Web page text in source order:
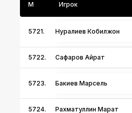
М Игрок
5721. Нуралиев Кобилжон
5722. Сафаров Айрат
5723. Бакиев Марсель
5724. Рахматуллин Марат